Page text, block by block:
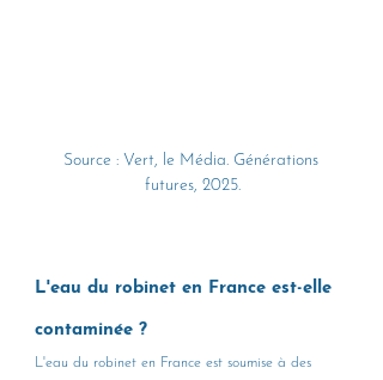
Source : Vert, le Média. Générations
futures, 2025.
L'eau du robinet en France est-elle
contaminée ?
L'eau du robinet en France est soumise à des